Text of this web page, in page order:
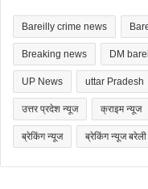
Bareilly crime news
Breaking news DM
UP News uttar Pradesh
उत्तर प्रदेश न्यूज क्राइम न्यूज
ब्रेकिंग न्यूज ब्रेकिंग न्यूज बरेली